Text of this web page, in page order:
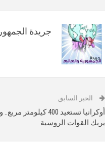
جريدة
الخبر السابق
أوكرانيا تستعيد 400
يربك القوات الروسية